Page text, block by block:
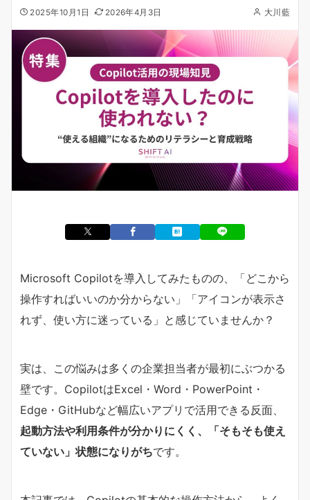
2025年10月1日 2026年4月3日 大川藍
Microsoft Copilotを導入してみたものの、「どこから
操作すればいいのか分からない」「アイコンが表示さ
れず、使い方に迷っている」と感じていませんか？
実は、この悩みは多くの企業担当者が最初にぶつかる
壁です。CopilotはExcel・Word・PowerPoint・
Edge・GitHubなど幅広いアプリで活用できる反面、
起動方法や利用条件が分かりにくく、「そもそも使え
ていない」状態になりがちです。